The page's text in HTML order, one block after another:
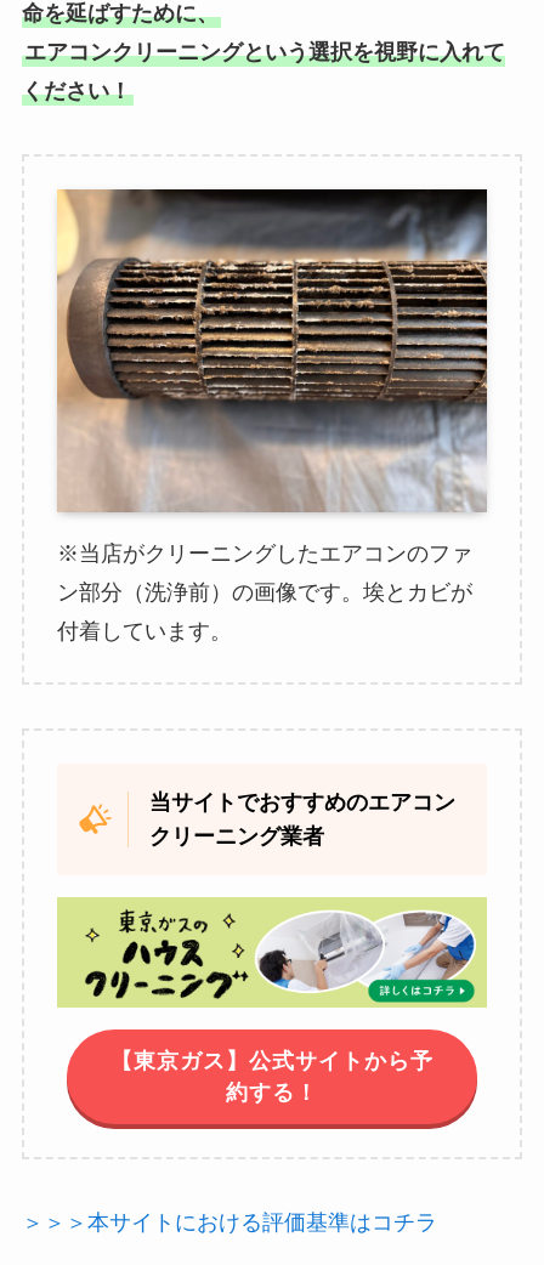
命を延ばすために、
エアコンクリーニングという選択を視野に入れて
ください！
※当店がクリーニングしたエアコンのファ
ン部分（洗浄前）の画像です。埃とカビが
付着しています。
当サイトでおすすめのエアコン
クリーニング業者
【東京ガス】公式サイトから予
約する！
＞＞＞本サイトにおける評価基準はコチラ